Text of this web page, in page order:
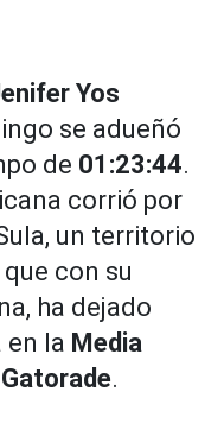
Yos
se adueñó
de 01:23:44.
corrió por
un territorio
con su
ha dejado
en la Media
.